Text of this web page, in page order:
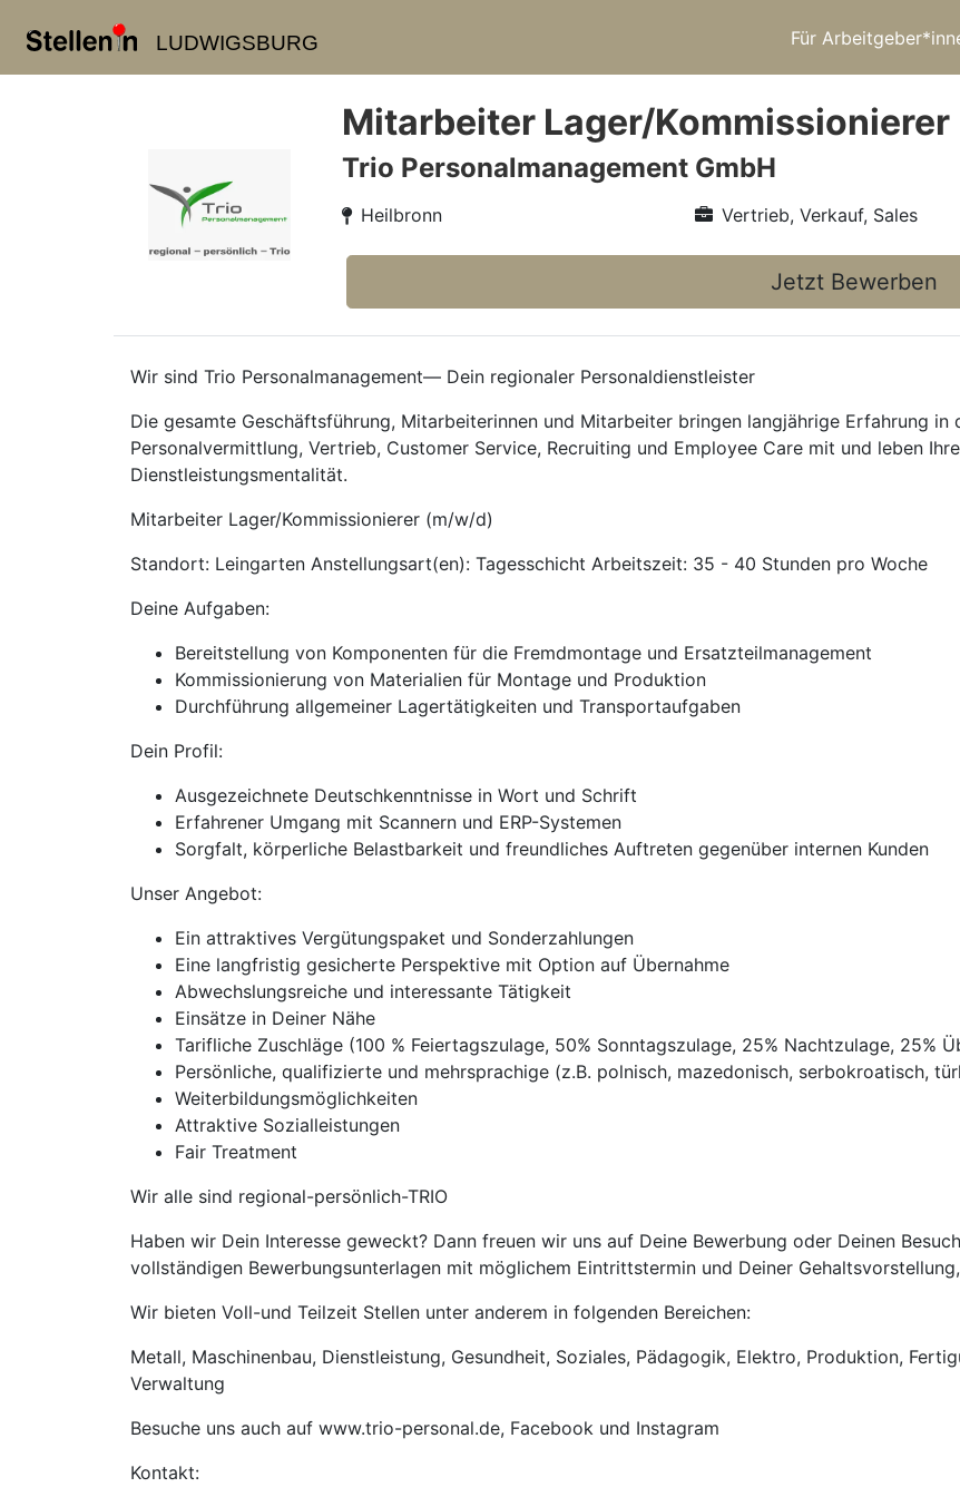
LUDWIGSBURG Für
Mitarbeiter Lager/
Trio Personalmanagement GmbH
Heilbronn Vertrieb, Verkauf, Sales
Jetzt Bewerben
Wir sind Trio Personalmanagement— Dein regionaler Personaldienstleister
Die gesamte Geschäftsführung, Mitarbeiterinnen und Mitarbeiter bringen langjährige Erfahrung in
Personalvermittlung, Vertrieb, Customer Service, Recruiting und Employee Care mit und leben
Dienstleistungsmentalität.
Mitarbeiter Lager/Kommissionierer (m/w/d)
Standort: Leingarten Anstellungsart(en): Tagesschicht Arbeitszeit: 35 - 40 Stunden pro Woche
Deine Aufgaben:
Bereitstellung von Komponenten für die Fremdmontage und Ersatzteilmanagement
Kommissionierung von Materialien für Montage und Produktion
Durchführung allgemeiner Lagertätigkeiten und Transportaufgaben
Dein Profil:
Ausgezeichnete Deutschkenntnisse in Wort und Schrift
Erfahrener Umgang mit Scannern und ERP-Systemen
Sorgfalt, körperliche Belastbarkeit und freundliches Auftreten gegenüber internen Kunden
Unser Angebot:
Ein attraktives Vergütungspaket und Sonderzahlungen
Eine langfristig gesicherte Perspektive mit Option auf Übernahme
Abwechslungsreiche und interessante Tätigkeit
Einsätze in Deiner Nähe
Tarifliche Zuschläge (100 % Feiertagszulage, 50% Sonntagszulage, 25% Nachtzulage, 25%
Persönliche, qualifizierte und mehrsprachige (z.B. polnisch, mazedonisch, serbokroatisch,
Weiterbildungsmöglichkeiten
Attraktive Sozialleistungen
Fair Treatment
Wir alle sind regional-persönlich-TRIO
Haben wir Dein Interesse geweckt? Dann freuen wir uns auf Deine Bewerbung oder Deinen
vollständigen Bewerbungsunterlagen mit möglichem Eintrittstermin und Deiner
Wir bieten Voll-und Teilzeit Stellen unter anderem in folgenden Bereichen:
Metall, Maschinenbau, Dienstleistung, Gesundheit, Soziales, Pädagogik, Elektro, Produktion,
Verwaltung
Besuche uns auch auf www.trio-personal.de, Facebook und Instagram
Kontakt: